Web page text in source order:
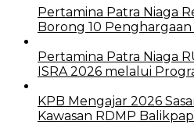
Pertamina Patra Niaga
Borong 10 Penghargaan
Pertamina Patra Niaga
ISRA 2026 melalui
KPB Mengajar 2026
Kawasan RDMP